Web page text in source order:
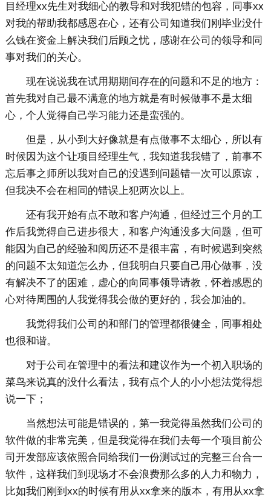
目经理xx先生对我细心的教导和对我犯错的包容，同事xx
对我的帮助我都感恩在心，还有公司知道我们刚毕业没什
么钱在资金上解决我们后顾之忧，感谢在公司的领导和同
事对我们的关心。
现在说说我在试用期期间存在的问题和不足的地方：
首先我对自己最不满意的地方就是有时候做事不是太细
心，个人觉得自己学习能力还是蛮强的。
但是，从小到大好像就是有点做事不太细心，所以有
时候因为这个让项目经理生气，我知道我我错了，前事不
忘后事之师所以我对自己的没遇到问题错一次可以原谅，
但我决不会在相同的错误上犯两次以上。
还有我开始有点不敢和客户沟通，但经过三个月的工
作后我觉得自己进步很大，和客户沟通没多大问题，但可
能因为自己的经验和阅历还不是很丰富，有时候遇到突然
的问题不太知道怎么办，但我明白只要自己用心做事，没
有解决不了的困难，虚心的向同事领导请教，怀着感恩的
心对待周围的人我觉得我会做的更好的，我会加油的。
我觉得我们公司的和部门的管理都很健全，同事相处
也很和谐。
对于公司在管理中的看法和建议作为一个初入职场的
菜鸟来说真的没什么看法，我有点个人的小小想法觉得想
说一下；
当然想法可能是错误的，第一我觉得虽然我们公司的
软件做的非常完美，但是我觉得在我们去每一个项目前公
司开发部应该依照合同给我们一份测试过的完整三台合一
软件，这样我们到现场才不会浪费那么多的人力和物力，
比如我们刚到xx的时候有用从xx拿来的版本，有用从xx拿